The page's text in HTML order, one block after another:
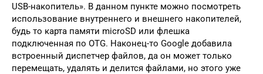
USB-накопитель». В данном пункте можно посмотреть
использование внутреннего и внешнего накопителей,
будь то карта памяти microSD или флешка
подключенная по OTG. Наконец-то Google добавила
встроенный диспетчер файлов, да он может только
перемещать, удалять и делится файлами, но этого уже